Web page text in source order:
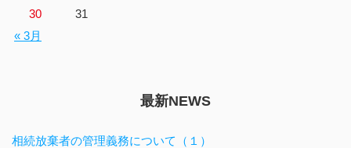
« 3月
30
31
最新NEWS
相続放棄者の管理義務について（１）